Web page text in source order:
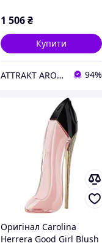
1 506₴
Купити
ATTRAKT AROMA 94%
Оригінал Carolina
Herrera Good Girl Blush